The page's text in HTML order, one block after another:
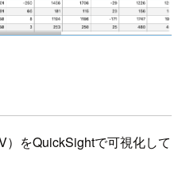
をQuickSightで可視化して